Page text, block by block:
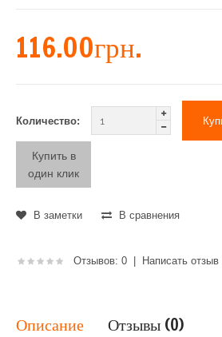
116.00грн.
Количество:
Купить в
один клик
В заметки В сравнения
Отзывов: 0 | Написать отзыв
Описание Отзывы (0)